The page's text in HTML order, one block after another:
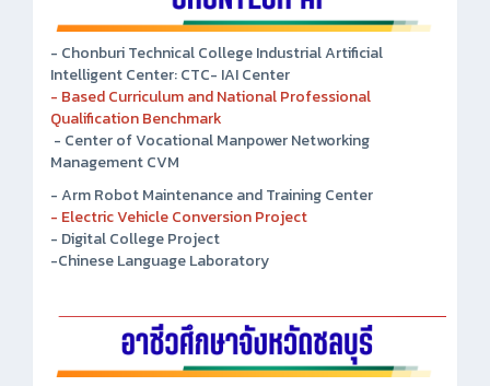
- Chonburi Technical College Industrial Artificial
Intelligent Center: CTC- IAI Center
- Based Curriculum and National Professional
Qualification Benchmark
- Center of Vocational Manpower Networking
Management CVM
- Arm Robot Maintenance and Training Center
- Electric Vehicle Conversion Project
- Digital College Project
-Chinese Language Laboratory